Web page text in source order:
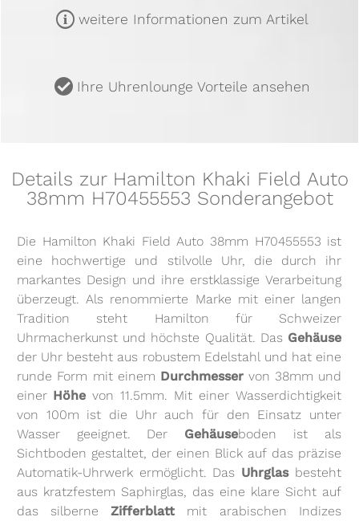
m weitere Informationen zum Artikel
u Ihre Uhrenlounge Vorteile ansehen
Details zur Hamilton Khaki Field Auto
38mm H70455553 Sonderangebot
Die Hamilton Khaki Field Auto 38mm H70455553 ist
eine hochwertige und stilvolle Uhr, die durch ihr
markantes Design und ihre erstklassige Verarbeitung
überzeugt. Als renommierte Marke mit einer langen
Tradition steht Hamilton für Schweizer
Uhrmacherkunst und höchste Qualität. Das Gehäuse
der Uhr besteht aus robustem Edelstahl und hat eine
runde Form mit einem Durchmesser von 38mm und
einer Höhe von 11.5mm. Mit einer Wasserdichtigkeit
von 100m ist die Uhr auch für den Einsatz unter
Wasser geeignet. Der Gehäuseboden ist als
Sichtboden gestaltet, der einen Blick auf das präzise
Automatik-Uhrwerk ermöglicht. Das Uhrglasbesteht
aus kratzfestem Saphirglas, das eine klare Sicht auf
das silberneZifferblatt mit arabischen Indizes